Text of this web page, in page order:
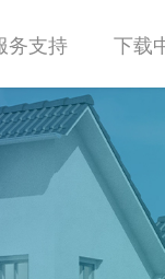
务支持 下载